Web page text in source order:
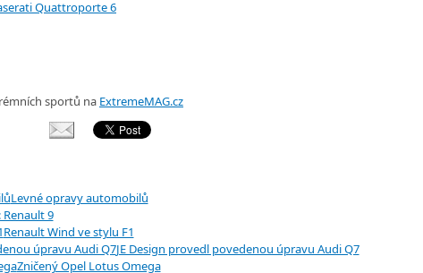
sportů na ExtremeMAG.cz
Levné opravy automobilů
Renault 9
Renault Wind ve stylu F1
JE Design provedl povedenou úpravu Audi Q7
Zničený Opel Lotus Omega